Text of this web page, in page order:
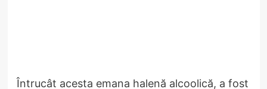
Întrucât acesta emana halenă alcoolică, a fost